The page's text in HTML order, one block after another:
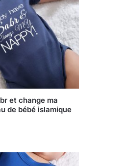
et change ma
de bébé islamique